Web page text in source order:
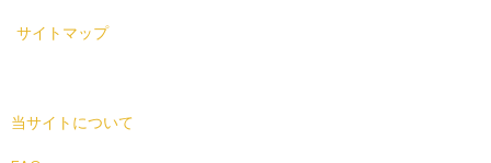
サイトマップ
当サイトについて